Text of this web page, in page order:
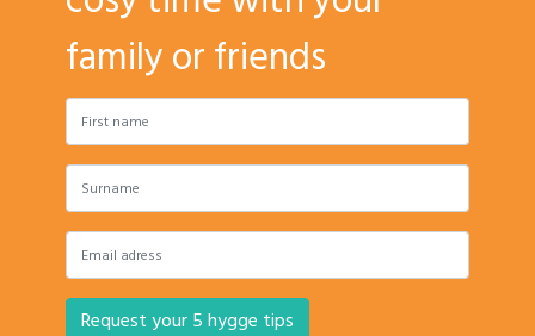
family or friends